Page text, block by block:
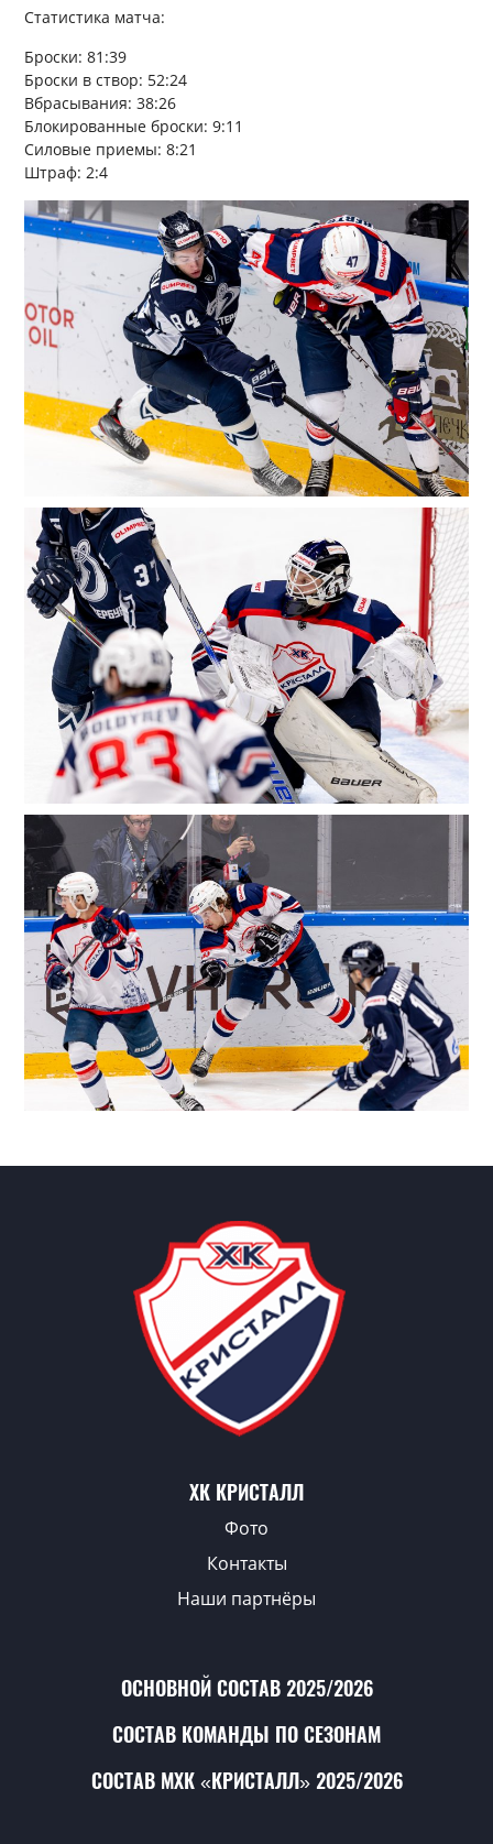
Статистика матча:
Броски: 81:39
Броски в створ: 52:24
Вбрасывания: 38:26
Блокированные броски: 9:11
Силовые приемы: 8:21
Штраф: 2:4
ХК КРИСТАЛЛ
Фото
Контакты
Наши партнёры
ОСНОВНОЙ СОСТАВ 2025/2026
СОСТАВ КОМАНДЫ ПО СЕЗОНАМ
СОСТАВ МХК «КРИСТАЛЛ» 2025/2026